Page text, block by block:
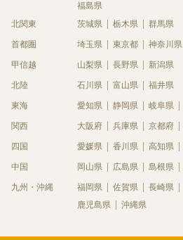
福島県
北関東
茨城県 栃木県 群馬県
首都圏 埼玉県 東京都 神奈川県
甲信越 山梨県 長野県 新潟県
北陸 石川県 富山県 福井県
東海 愛知県 静岡県 岐阜県
関西 大阪府 兵庫県 京都府
四国 愛媛県 香川県 高知県
中国 岡山県 広島県 島根県
九州・沖縄 福岡県 佐賀県 長崎県
鹿児島県
沖縄県